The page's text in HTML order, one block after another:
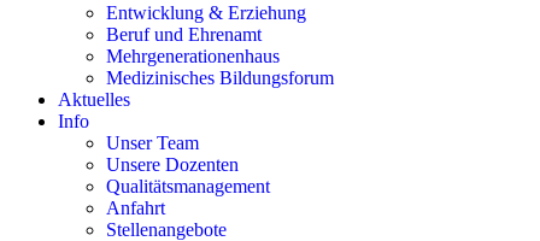
Entwicklung & Erziehung
Beruf und Ehrenamt
Mehrgenerationenhaus
Medizinisches Bildungsforum
Aktuelles
Info
Unser Team
Unsere Dozenten
Qualitätsmanagement
Anfahrt
Stellenangebote